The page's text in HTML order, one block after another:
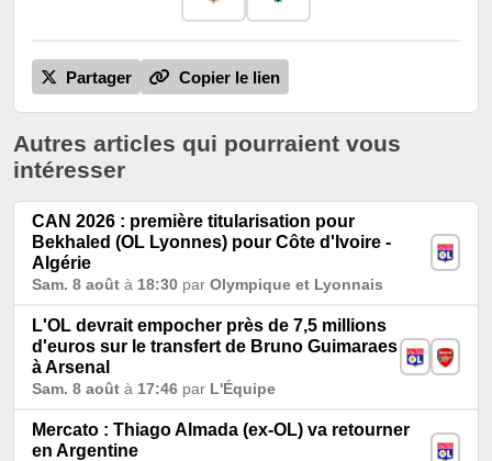
Partager Copier le lien
Autres articles qui pourraient vous
intéresser
CAN 2026 : première titularisation pour
Bekhaled (OL Lyonnes) pour Côte d'Ivoire -
Algérie
Sam. 8 août à 18:30 par Olympique et Lyonnais
L'OL devrait empocher près de 7,5 millions
d'euros sur le transfert de Bruno Guimaraes
à Arsenal
Sam. 8 août à 17:46 par L'Équipe
Mercato : Thiago Almada (ex-OL) va retourner
en Argentine